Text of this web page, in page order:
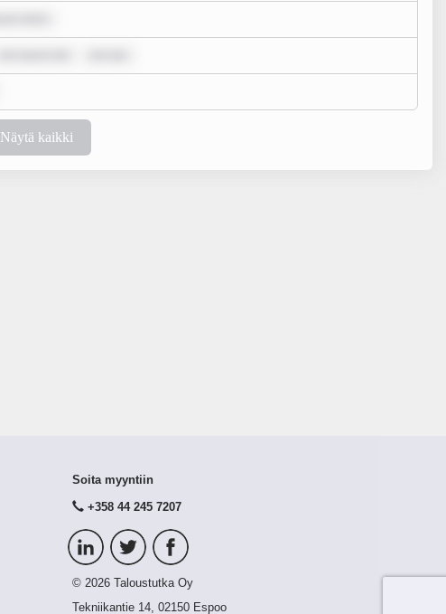
Näytä kaikki
Soita myyntiin
+358 44 245 7207
© 2026 Taloustutka Oy
Tekniikantie 14, 02150 Espoo